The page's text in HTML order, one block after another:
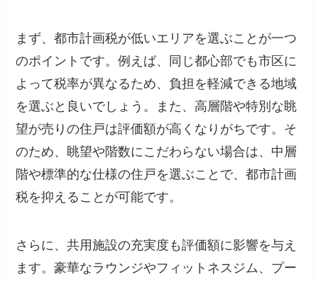
まず、都市計画税が低いエリアを選ぶことが一つ
のポイントです。例えば、同じ都心部でも市区に
よって税率が異なるため、負担を軽減できる地域
を選ぶと良いでしょう。また、高層階や特別な眺
望が売りの住戸は評価額が高くなりがちです。そ
のため、眺望や階数にこだわらない場合は、中層
階や標準的な仕様の住戸を選ぶことで、都市計画
税を抑えることが可能です。
さらに、共用施設の充実度も評価額に影響を与え
ます。豪華なラウンジやフィットネスジム、プー